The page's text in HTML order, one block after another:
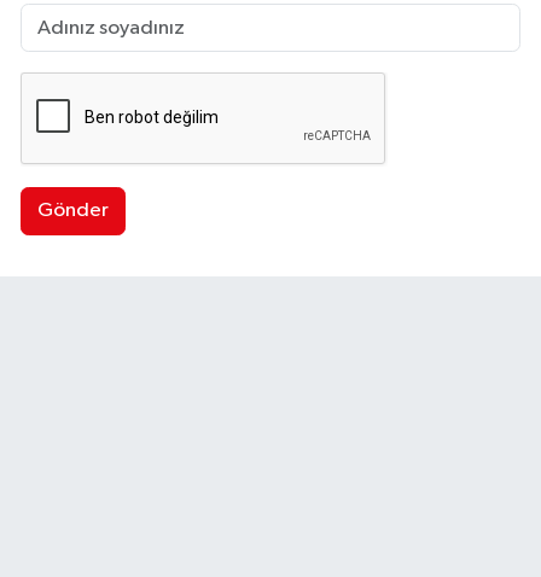
Gönder